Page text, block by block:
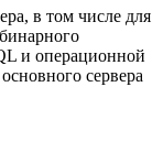
в том числе для
и операционной
сервера